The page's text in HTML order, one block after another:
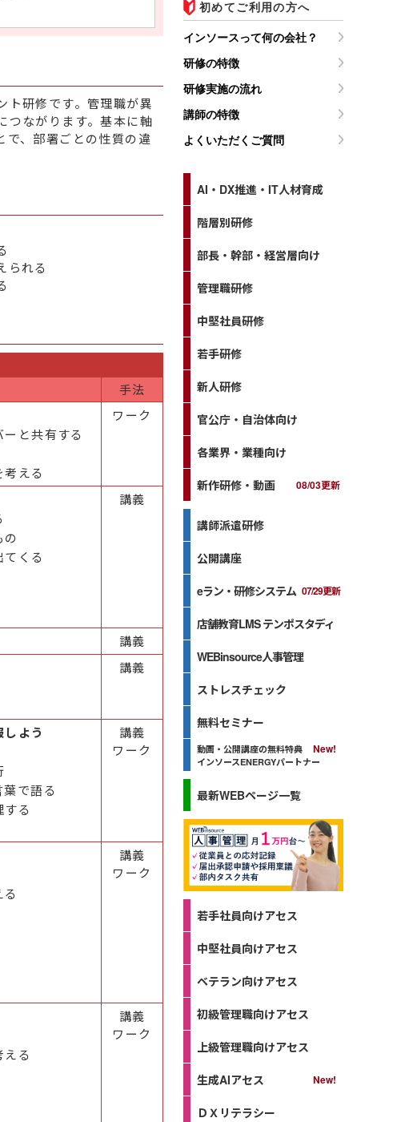
ト研修です。管理職が異
つながります。基本に軸
で、部署ごとの性質の違
られる
手法
と共有する
える
ワーク
の
くる
講義
講義
講義
よう
で語る
る
講義
ワーク
講義
ワーク
る
講義
ワーク
初めてご利用の方へ
インソースって何の会社？
研修の特徴
研修実施の流れ
講師の特徴
よくいただくご質問
AI・DX推進・IT人材育成
階層別研修
部長・幹部・経営層向け
管理職研修
中堅社員研修
若手研修
新人研修
官公庁・自治体向け
各業界・業種向け
新作研修・動画 08/03更新
講師派遣研修
公開講座
eラン・研修システム 07/29更新
店舗教育LMS テンポスタディ
WEBinsource人事管理
ストレスチェック
無料セミナー
動画・公開講座の無料特典
インソースENERGYパートナー
最新WEBページ一覧
若手社員向けアセス
中堅社員向けアセス
ベテラン向けアセス
初級管理職向けアセス
上級管理職向けアセス
生成AIアセス
ＤＸリテラシー